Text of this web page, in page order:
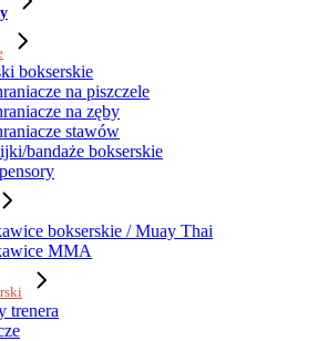
bokserskie
na piszczele
na zęby
stawów
bandaże bokserskie
bokserskie / Muay Thai
MMA
trenera